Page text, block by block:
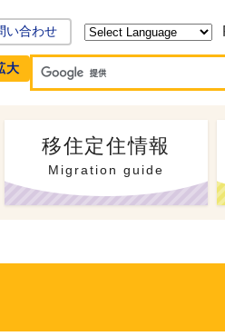
い合わせ
大
移住定住情報
Migration guide